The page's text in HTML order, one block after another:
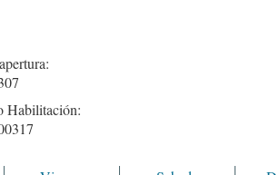
Habilitación: